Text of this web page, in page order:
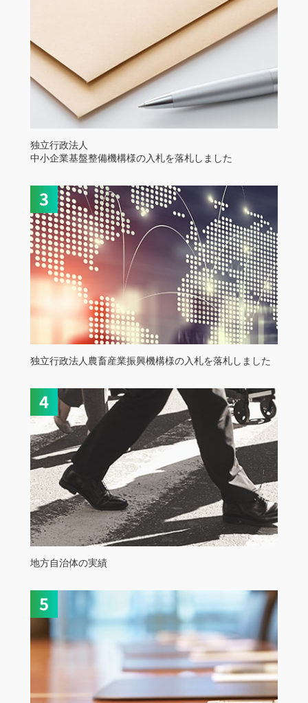
独立行政法人
中小企業基盤整備機構様の入札を落札しました
独立行政法人農畜産業振興機構様の入札を落札しました
地方自治体の実績